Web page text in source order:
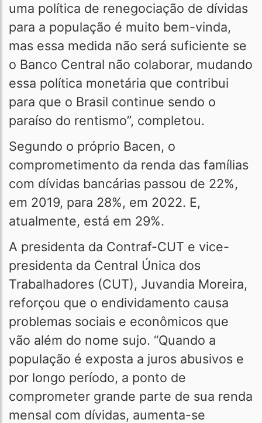
uma política de renegociação de dívidas
para a população é muito bem-vinda,
mas essa medida não será suficiente se
o Banco Central não colaborar, mudando
essa política monetária que contribui
para que o Brasil continue sendo o
paraíso do rentismo”, completou.
Segundo o próprio Bacen, o
comprometimento da renda das famílias
com dívidas bancárias passou de 22%,
em 2019, para 28%, em 2022. E,
atualmente, está em 29%.
A presidenta da Contraf-CUT e vice-
presidenta da Central Única dos
Trabalhadores (CUT), Juvandia Moreira,
reforçou que o endividamento causa
problemas sociais e econômicos que
vão além do nome sujo. “Quando a
população é exposta a juros abusivos e
por longo período, a ponto de
comprometer grande parte de sua renda
mensal com dívidas, aumenta-se